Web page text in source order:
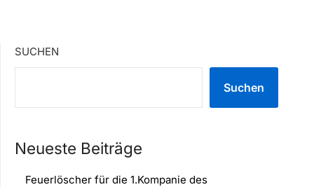
SUCHEN
Suchen
Neueste Beiträge
Feuerlöscher für die 1.Kompanie des